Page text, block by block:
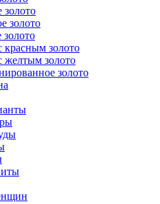
золото
золото
золото
красным золото
желтым золото
золото